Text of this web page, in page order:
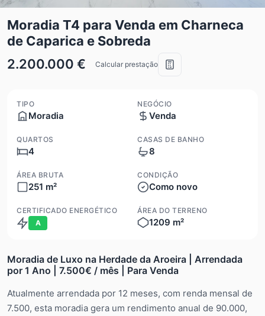
Moradia T4 para Venda em Charneca
de Caparica e Sobreda
2.200.000 €
Calcular prestação
TIPO
Moradia
NEGÓCIO
Venda
QUARTOS
4
CASAS DE BANHO
8
ÁREA BRUTA
251 m²
CONDIÇÃO
Como novo
CERTIFICADO ENERGÉTICO
A
ÁREA DO TERRENO
1209 m²
Moradia de Luxo na Herdade da Aroeira | Arrendada
por 1 Ano | 7.500€ / mês | Para Venda
Atualmente arrendada por 12 meses, com renda mensal de
7.500, esta moradia gera um rendimento anual de 90.000,